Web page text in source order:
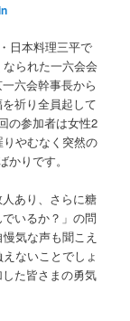
日本料理三平で
られた一六会会
六会幹事長から
祈り全員起して
の参加者は女性2
やむなく突然の
りです。
あり、さらに糖
いるか？」の問
気な声も聞こえ
ないことでしょ
た皆さまの勇気